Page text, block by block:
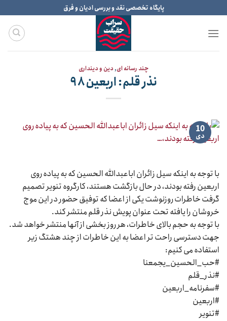
to
content
پایگاه تخصصی نقد و بررسی ادیان و فرق
چند رسانه ای,دین و دینداری
نذر قلم: اربعین ۹۸
10
دی
با توجه به اینکه سیل زائران اباعبدالله الحسین که به پیاده روی
اربعین رفته بودند، در حال بازگشت هستند، کارگروه تنویر تصمیم
گرفت خاطرات روزنوشت یکی از اعضا که توفیق حضور در این موج
خروشان را یافته تحت عنوان پویش نذر قلم منتشر کند.
با توجه به حجم بالای خاطرات، هر روز بخشی از آنها منتشر خواهد شد.
جهت دسترسی راحت تر اعضا به این خاطرات از چند هشتگ زیر
استفاده می کنیم:
#حب_الحسین_یجمعنا
#نذر_قلم
#سفرنامه_اربعین
#اربعین
#تنویر